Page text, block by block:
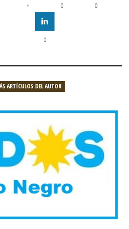
+ 0 0
0
ARTÍCULOS DEL AUTOR